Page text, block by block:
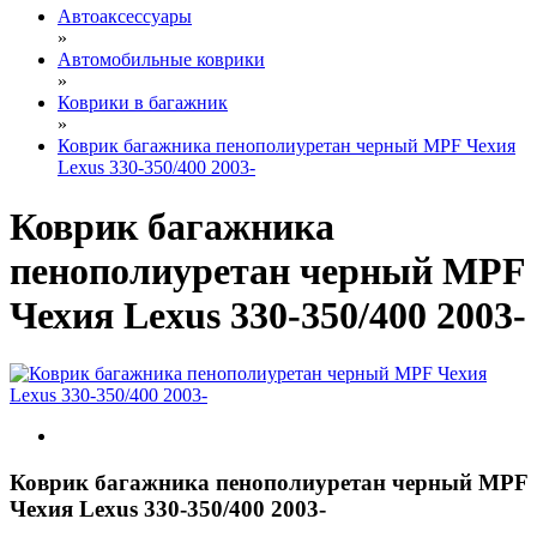
Автоаксессуары
»
Автомобильные коврики
»
Коврики в багажник
»
Коврик багажника пенополиуретан черный MPF Чехия
Lexus 330-350/400 2003-
Коврик багажника
пенополиуретан черный MPF
Чехия Lexus 330-350/400 2003-
Коврик багажника пенополиуретан черный MPF
Чехия Lexus 330-350/400 2003-